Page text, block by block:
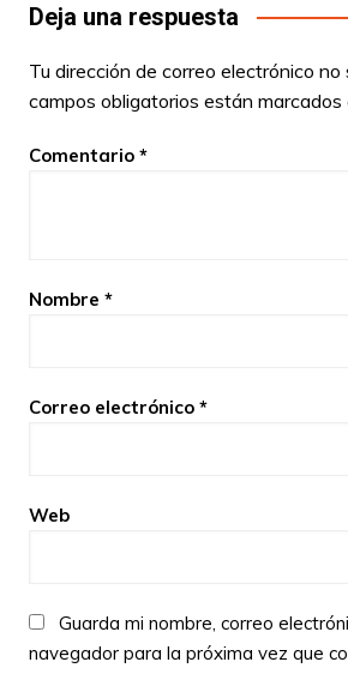
Deja una respuesta
Tu dirección de correo electrónico no
campos obligatorios están marcados
Comentario *
Nombre *
Correo electrónico *
Web
Guarda mi nombre, correo
navegador para la próxima vez que